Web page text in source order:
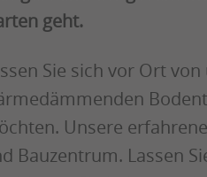
geht.
Sie sich vor Ort
Unsere
Bauzentrum. Lassen